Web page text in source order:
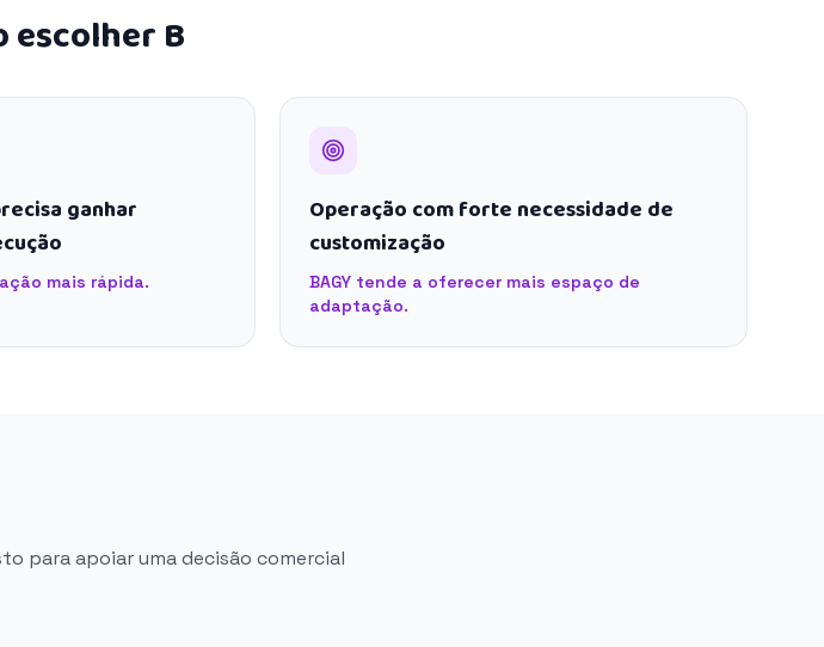
escolher B
ganhar
mais rápida.
Operação com forte necessidade de
customização
BAGY tende a oferecer mais espaço de
adaptação.
para apoiar uma decisão comercial